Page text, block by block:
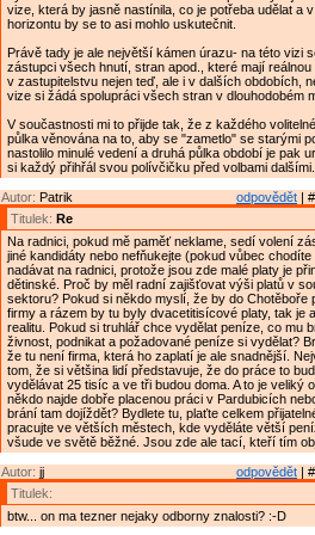
vize, která by jasně nastínila, co je potřeba udělat a
horizontu by se to asi mohlo uskutečnit.
Právě tady je ale největší kámen úrazu- na této vizi
zástupci všech hnutí, stran apod., které mají
v zastupitelstvu nejen teď, ale i v dalších obdobích,
vize si žádá spolupráci všech stran v dlouhodobém
V součastnosti mi to přijde tak, že z každého
půlka věnována na to, aby se "zametlo" se starými
nastolilo minulé vedení a druhá půlka období je pak
si každý přihřál svou polívčičku před volbami
odpovědět |
Autor: Patrik
Titulek: Re
Na radnici, pokud mě paměť neklame, sedí volení
jiné kandidáty nebo nefňukejte (pokud vůbec chodíte
nadávat na radnici, protože jsou zde malé platy je
dětinské. Proč by měl radní zajišťovat výši platů v
sektoru? Pokud si někdo myslí, že by do Chotěboře
firmy a rázem by tu byly dvacetitisícové platy, tak je
realitu. Pokud si truhlář chce vydělat peníze, co mu
živnost, podnikat a požadované peníze si vydělat?
že tu není firma, která ho zaplatí je ale snadnější.
tom, že si většina lidí představuje, že do práce to
vydělávat 25 tisíc a ve tři budou doma. A to je veliký
někdo najde dobře placenou práci v Pardubicích
brání tam dojíždět? Bydlete tu, plaťte celkem
pracujte ve větších městech, kde vyděláte větší
všude ve světě běžné. Jsou zde ale tací, kteří tím
odpovědět |
Autor: jj
Titulek:
btw... on ma tezner nejaky odborny znalosti? :-D